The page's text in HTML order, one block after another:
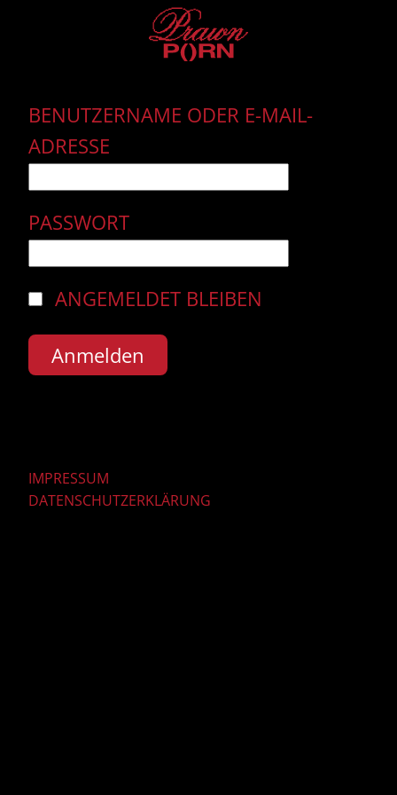
BENUTZERNAME ODER E-MAIL-
ADRESSE
PASSWORT
ANGEMELDET BLEIBEN
IMPRESSUM
DATENSCHUTZERKLÄRUNG